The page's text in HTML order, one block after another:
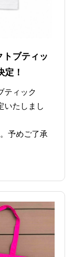
トブティッ
！
ティック
いたしまし
予めご了承